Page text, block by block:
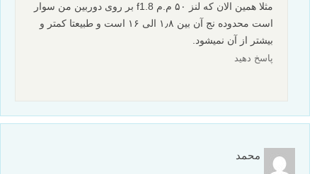
مثلا همین الان که لنز ۵۰ م.م f1.8 بر روی دوربین من سوار
است محدوده نج آن بین ۱٫۸ الی ۱۶ است و طبیعتا کمتر و
بیشتر از آن نمیشود.
پاسخ دهید
محمد